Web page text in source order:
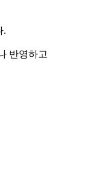
.
반영하고